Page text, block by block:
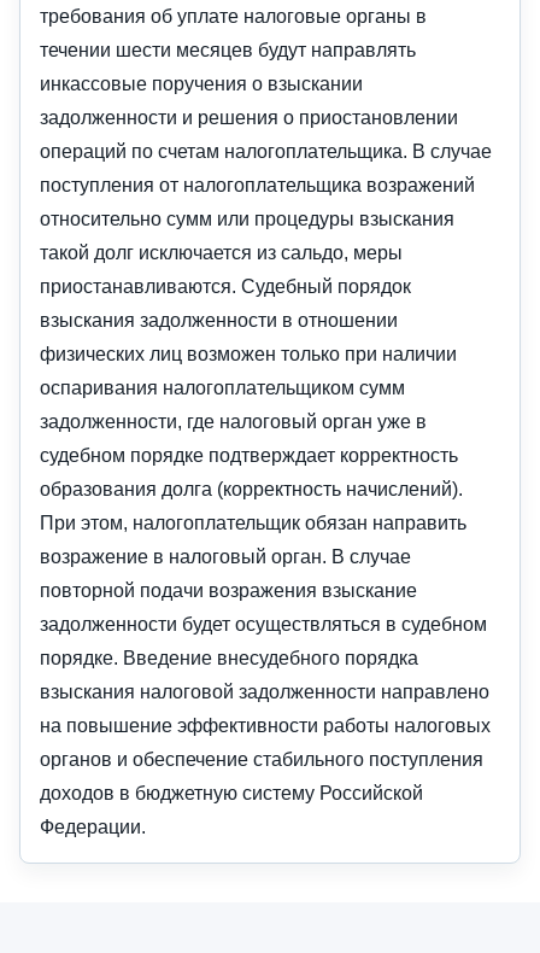
требования об уплате налоговые органы в
течении шести месяцев будут направлять
инкассовые поручения о взыскании
задолженности и решения о приостановлении
операций по счетам налогоплательщика. В случае
поступления от налогоплательщика возражений
относительно сумм или процедуры взыскания
такой долг исключается из сальдо, меры
приостанавливаются. Судебный порядок
взыскания задолженности в отношении
физических лиц возможен только при наличии
оспаривания налогоплательщиком сумм
задолженности, где налоговый орган уже в
судебном порядке подтверждает корректность
образования долга (корректность начислений).
При этом, налогоплательщик обязан направить
возражение в налоговый орган. В случае
повторной подачи возражения взыскание
задолженности будет осуществляться в судебном
порядке. Введение внесудебного порядка
взыскания налоговой задолженности направлено
на повышение эффективности работы налоговых
органов и обеспечение стабильного поступления
доходов в бюджетную систему Российской
Федерации.